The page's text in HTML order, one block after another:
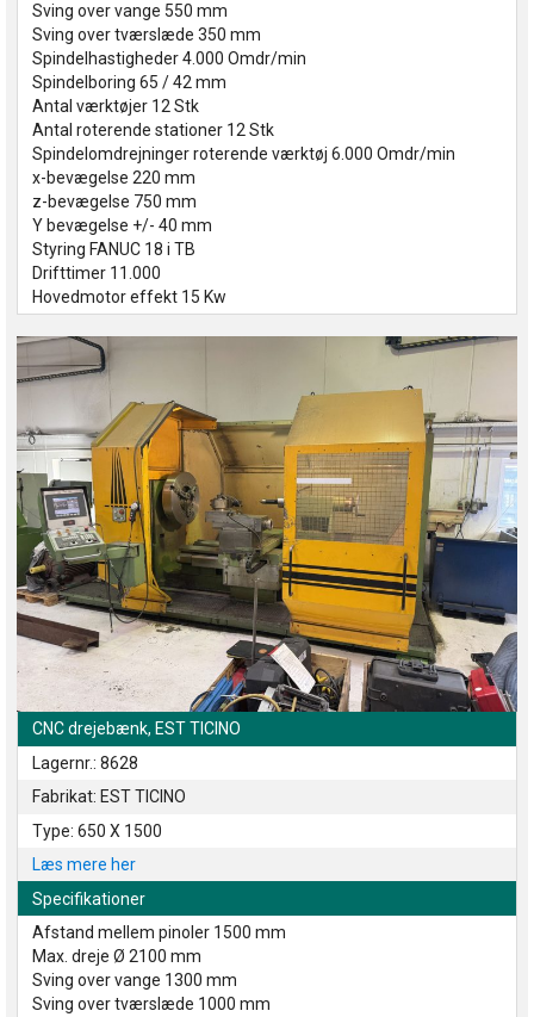
Sving over vange 550 mm
Sving over tværslæde 350 mm
Spindelhastigheder 4.000 Omdr/min
Spindelboring 65 / 42 mm
Antal værktøjer 12 Stk
Antal roterende stationer 12 Stk
Spindelomdrejninger roterende værktøj 6.000 Omdr/min
x-bevægelse 220 mm
z-bevægelse 750 mm
Y bevægelse +/- 40 mm
Styring FANUC 18 i TB
Drifttimer 11.000
Hovedmotor effekt 15 Kw
CNC drejebænk, EST TICINO
Lagernr.: 8628
Fabrikat: EST TICINO
Type: 650 X 1500
Læs mere her
Specifikationer
Afstand mellem pinoler 1500 mm
Max. dreje Ø 2100 mm
Sving over vange 1300 mm
Sving over tværslæde 1000 mm